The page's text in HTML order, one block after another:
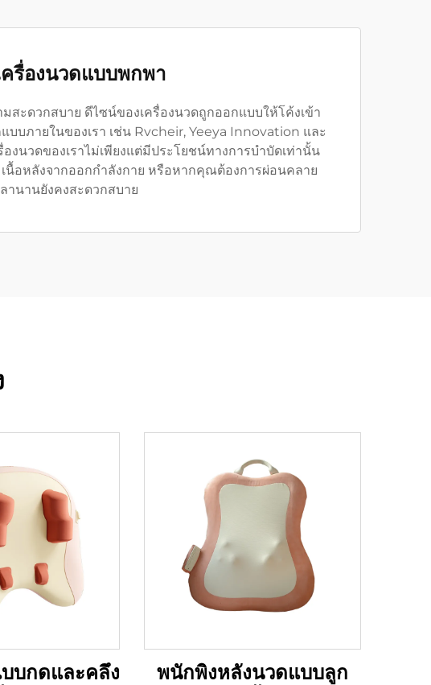
รื่องนวดแบบพกพา
สะดวกสบาย ดีไซน์ของเครื่องนวดถูกออกแบบให้โค้งเข้า
บบภายในของเรา เช่น Rvcheir, Yeeya Innovation และ
นวดของเราไม่เพียงแต่มีประโยชน์ทางการบำบัดเท่านั้น
นื้อหลังจากออกกำลังกาย หรือหากคุณต้องการผ่อนคลาย
านานยังคงสะดวกสบาย
บกดและคลึง
พนักพิงหลังนวดแบบลูก